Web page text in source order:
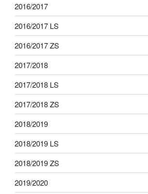
2016/2017
2016/2017 LS
2016/2017 ZS
2017/2018
2017/2018 LS
2017/2018 ZS
2018/2019
2018/2019 LS
2018/2019 ZS
2019/2020